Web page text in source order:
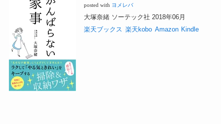
posted with ヨメレバ
大塚奈緒 ソーテック社 2018年06月
楽天ブックス 楽天kobo Amazon Kindle